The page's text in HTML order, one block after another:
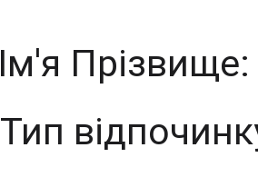
Ім'я Прізвище:
Тип